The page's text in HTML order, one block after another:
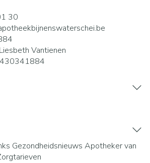
30
Liesbeth Vantienen
Gezondheidsnieuws Apotheker van